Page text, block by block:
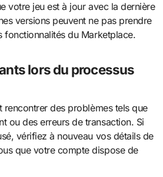
votre jeu est à jour avec la dernière
versions peuvent ne pas prendre
fonctionnalités du Marketplace.
lors du processus
rencontrer des problèmes tels que
ou des erreurs de transaction. Si
vérifiez à nouveau vos détails de
que votre compte dispose de